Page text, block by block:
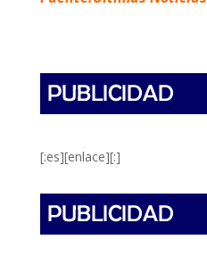
[:es][enlace][:]